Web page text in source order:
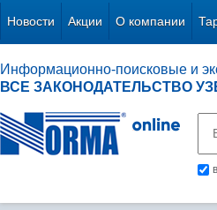
Новости Акции О компании
Информационно-поисковые и
ВСЕ ЗАКОНОДАТЕЛЬСТВО